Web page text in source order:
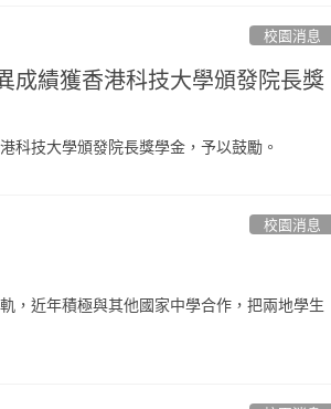
校園消息
成績獲香港科技大學頒發院長獎
科技大學頒發院長獎學金，予以鼓勵。
校園消息
，近年積極與其他國家中學合作，把兩地學生